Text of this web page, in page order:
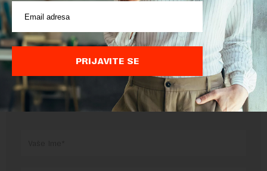
TEMA:
SAJBER BEZBEDNOST TELEKOMUNIKACIJE
OSTAVITE ODGOVOR
PRIJAVITE SE